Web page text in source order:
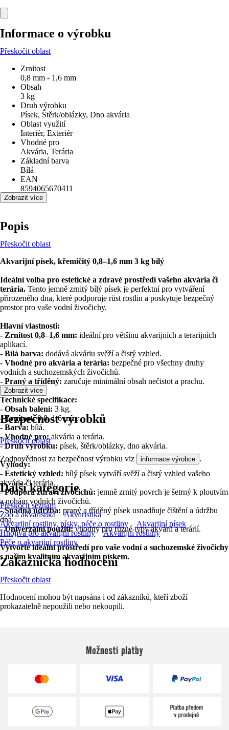
Informace o výrobku
Přeskočit oblast
Zrnitost
0,8 mm - 1,6 mm
Obsah
3 kg
Druh výrobku
Písek, Štěrk/oblázky, Dno akvária
Oblast využití
Interiér, Exteriér
Vhodné pro
Akvária, Terária
Základní barva
Bílá
EAN
8594065670411
Zobrazit více
Popis
Přeskočit oblast
Akvarijní písek, křemičitý 0,8–1,6 mm 3 kg bílý
Ideální volba pro estetické a zdravé prostředí vašeho akvária či
terária. Tento jemně zrnitý bílý písek je perfektní pro vytváření
přirozeného dna, které podporuje růst rostlin a poskytuje bezpečný
prostor pro vaše vodní živočichy.
Hlavní vlastnosti:
- Zrnitost 0,8–1,6 mm: ideální pro většinu akvarijních a terarijních
aplikací.
- Bílá barva: dodává akváriu svěží a čistý vzhled.
- Vhodné pro akvária a terária: bezpečné pro všechny druhy
vodních a suchozemských živočichů.
- Praný a tříděný: zaručuje minimální obsah nečistot a prachu.
Technické specifikace:
- Obsah balení: 3 kg.
- Zrnitost:0,8–1,6 mm.
- Barva: bílá.
- Vhodné pro:akvária a terária.
- Druh výrobku: písek, štěrk/oblázky, dno akvária.
Výhody:
- Estetický vzhled: bílý písek vytváří svěží a čistý vzhled vašeho
akvária či terária.
-Podpora zdraví živočichů: jemně zrnitý povrch je šetrný k ploutvím
a nohám vodních živočichů.
-Snadná údržba: praný a tříděný písek usnadňuje čištění a údržbu
dna.
-Univerzální použití:vhodný pro různé typy akvárií a terárií.
Vytvořte ideální prostředí pro vaše vodní a suchozemské živočichy
s naším kvalitním akvarijním pískem.
Zobrazit více
Bezpečnost výrobků
Přeskočit oblast
Zodpovědnost za bezpečnost výrobku viz informace výrobce .
Další kategorie
Přeskočit seznam
Zoo a akvaristika
Akvaristika
Akvarijní rostliny, písky, péče o rostliny
Akvarijní písek
Hnojiva pro akvarijní rostliny
Akvarijní rostliny
Péče o akvarijní rostliny
Zákaznická hodnocení
Přeskočit oblast
Hodnocení mohou být napsána i od zákazníků, kteří zboží
prokazatelně nepoužili nebo nekoupili.
Možnosti platby